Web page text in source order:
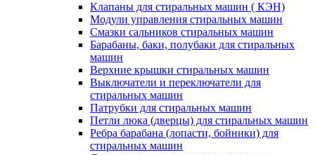
Клапаны для стиральных машин ( КЭН)
Модули управления стиральных машин
Смазки сальников стиральных машин
Барабаны, баки, полубаки для стиральных
машин
Верхние крышки стиральных машин
Выключатели и переключатели для
стиральных машин
Патрубки для стиральных машин
Петли люка (дверцы) для стиральных машин
Ребра барабана (лопасти, бойники) для
стиральных машин